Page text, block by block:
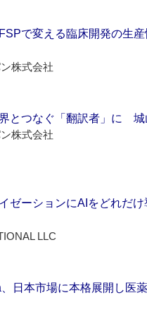
で変える臨床開発の生
株式会社
とつなぐ「翻訳者」に 城
株式会社
ゼーションにAIをどれだ
LLC
日本市場に本格展開し医